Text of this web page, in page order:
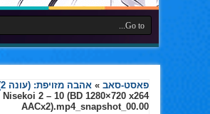
פאסט-סאב »אהבה מזויפת: (עונה 2) פרק 10
Nisekoi 2 – 10 (BD 1280×720 x264
AACx2).mp4_snapshot_00.00